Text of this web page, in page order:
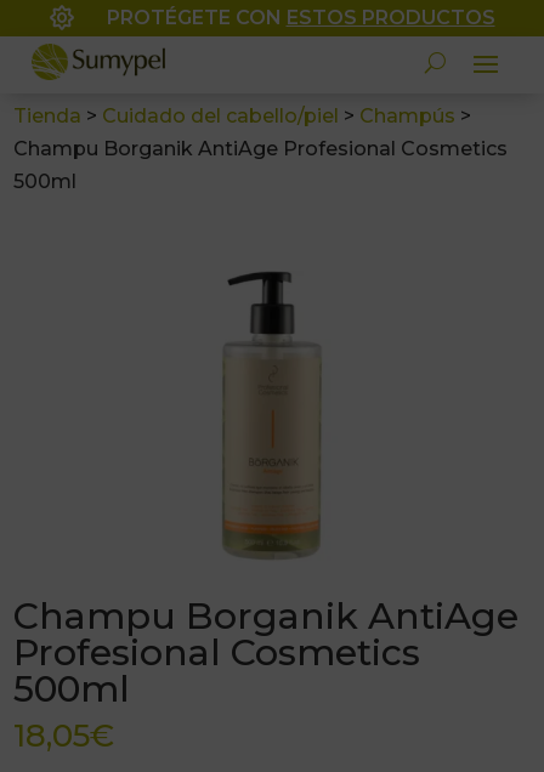
 PROTÉGETE CON ESTOS PRODUCTOS
Tienda > Cuidado del cabello/piel > Champús >
Champu Borganik AntiAge Profesional Cosmetics
500ml
Champu Borganik AntiAge
Profesional Cosmetics
500ml
18,05€